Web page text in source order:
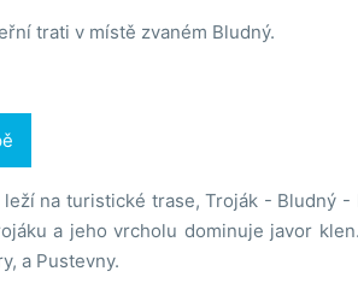
trati v místě zvaném Bludný.
na turistické trase, Troják - Bludný
a jeho vrcholu dominuje javor
a Pustevny.